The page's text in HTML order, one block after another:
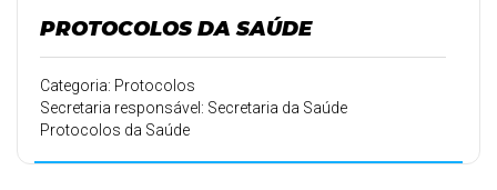
PROTOCOLOS DA SAÚDE
Categoria: Protocolos
Secretaria responsável: Secretaria da Saúde
Protocolos da Saúde